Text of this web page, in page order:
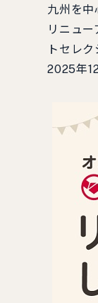
九州を
リニュ
トセレ
2025年